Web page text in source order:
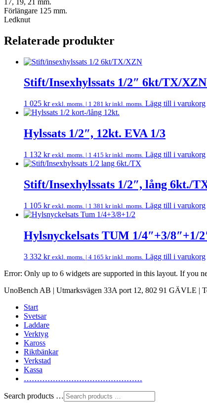
Förlängare 125 mm.
Ledknut
Relaterade produkter
Stift/Insexhylssats 1/2″ 6kt/TX/
1 025 kr exkl. moms. | 1 281 krinkl. moms. Lägg till i varukorg
Hylssats 1/2″, 12kt. EVA 1/3
1 132 kr exkl. moms. | 1 415 krinkl. moms. Lägg till i varukorg
Stift/Insexhylssats 1/2″, lång 6kt./
1 105 kr exkl. moms. | 1 381 krinkl. moms. Lägg till i varukorg
Hylsnyckelsats TUM 1/4″+3/8″+1/
3 332 kr exkl. moms. | 4 165 krinkl. moms. Lägg till i varukorg
Error: Only up to 6 widgets are supported in this layout. If you
UnoBench AB | Utmarksvägen 33A port 12, 802 91 GÄVLE |
Start
Svetsar
Laddare
Verktyg
Kaross
Riktbänkar
Verkstad
Kassa
………………………………………
Search products …